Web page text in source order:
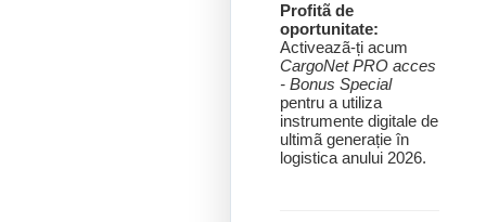
Profitã de
oportunitate:
Activeazã-ți acum
CargoNet PRO acces
- Bonus Special
pentru a utiliza
instrumente digitale de
ultimã generație în
logistica anului 2026.